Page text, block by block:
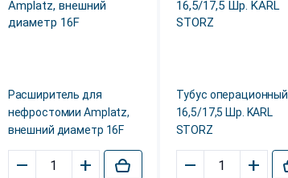
Расширитель для
нефростомии Amplatz,
внешний диаметр 16F
– +
Тубус операционный
16,5/17,5 Шр. KARL
STORZ
– +